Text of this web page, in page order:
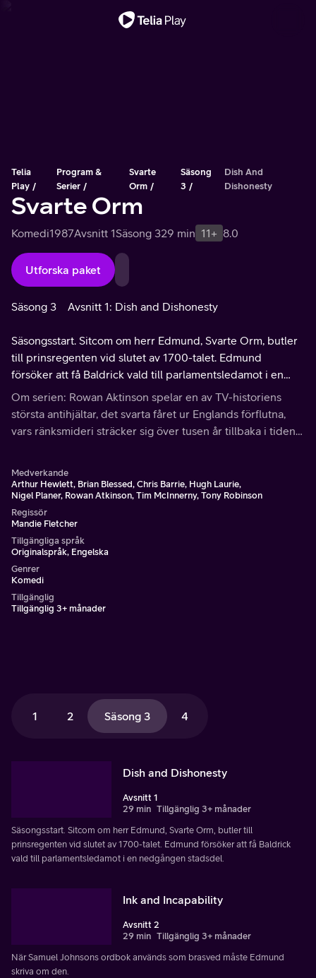
Telia
Play
Program &
Serier
Svarte
Orm
Säsong
3
Dish And
Dishonesty
Svarte Orm
Komedi1987Avsnitt 1Säsong 329 min 11+ 8.0
Utforska paket
Säsong 3 Avsnitt 1: Dish and Dishonesty
Säsongsstart. Sitcom om herr Edmund, Svarte Orm, butler
till prinsregenten vid slutet av 1700-talet. Edmund
försöker att få Baldrick vald till parlamentsledamot i en
nedgången stadsdel.
Om serien: Rowan Aktinson spelar en av TV-historiens
största antihjältar, det svarta fåret ur Englands förflutna,
vars ränksmideri sträcker sig över tusen år tillbaka i tiden i
Medverkande
Arthur Hewlett, Brian Blessed, Chris Barrie, Hugh Laurie,
Nigel Planer, Rowan Atkinson, Tim McInnerny, Tony Robinson
Regissör
Mandie Fletcher
Tillgängliga språk
Originalspråk, Engelska
Genrer
Komedi
Tillgänglig
Tillgänglig 3+ månader
1 2 Säsong 3 4
Dish and Dishonesty
Avsnitt 1
29 min Tillgänglig 3+ månader
Säsongsstart. Sitcom om herr Edmund, Svarte Orm, butler till
prinsregenten vid slutet av 1700-talet. Edmund försöker att få Baldrick
vald till parlamentsledamot i en nedgången stadsdel.
Ink and Incapability
Avsnitt 2
29 min Tillgänglig 3+ månader
När Samuel Johnsons ordbok används som brasved måste Edmund
skriva om den.